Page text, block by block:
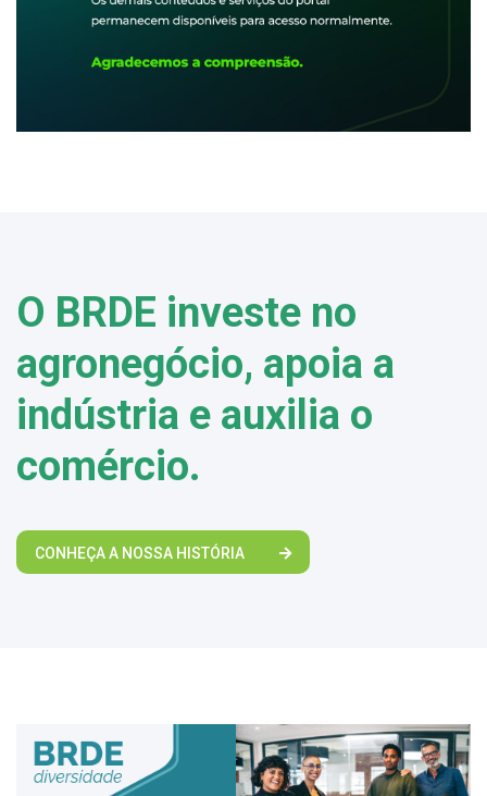
O BRDE investe no
agronegócio, apoia a
indústria e auxilia o
comércio.
CONHEÇA A NOSSA HISTÓRIA